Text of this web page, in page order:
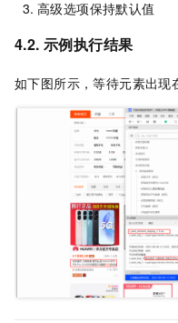
高级选项保持默认值
4.2. 示例执行结果
如下图所示，等待元素出现